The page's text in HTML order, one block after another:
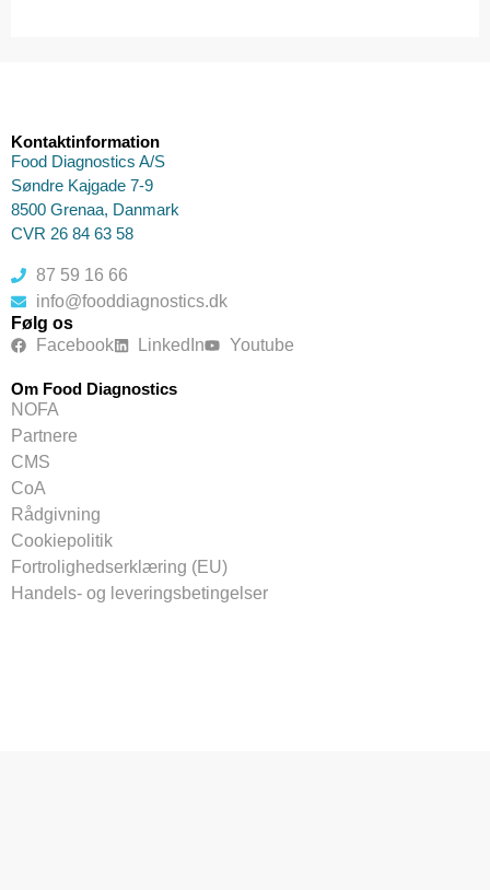
Kontaktinformation
Food Diagnostics A/S
Søndre Kajgade 7-9
8500 Grenaa, Danmark
CVR 26 84 63 58
87 59 16 66
info@fooddiagnostics.dk
Følg os
Facebook
LinkedIn Youtube
Om Food Diagnostics
NOFA
Partnere
CMS
CoA
Rådgivning
Cookiepolitik
Fortrolighedserklæring (EU)
Handels- og leveringsbetingelser